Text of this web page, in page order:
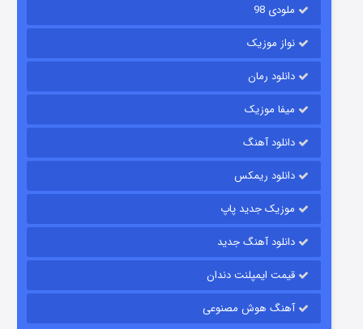
قسمت
ملودی 98
نواز موزیک
دانلود رمان
میفا موزیک
دانلود آهنگ
دانلود ریمکس
موزیک جدید پاپ
دانلود آهنگ جدید
قیمت ایمپلنت دندان
آهنگ هوش مصنوعی